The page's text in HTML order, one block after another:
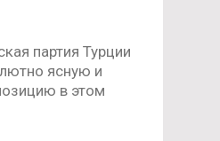
партия Турции
ясную и
в этом